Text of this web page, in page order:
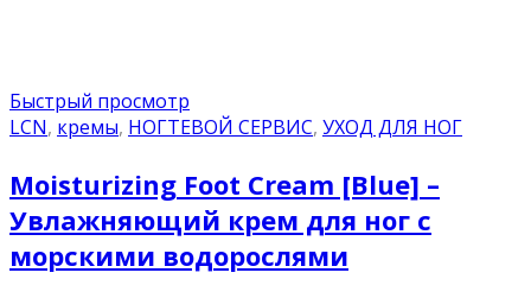
Быстрый просмотр
LCN, кремы, НОГТЕВОЙ СЕРВИС, УХОД ДЛЯ НОГ
Moisturizing Foot Cream [Blue] –
Увлажняющий крем для ног с
морскими водорослями